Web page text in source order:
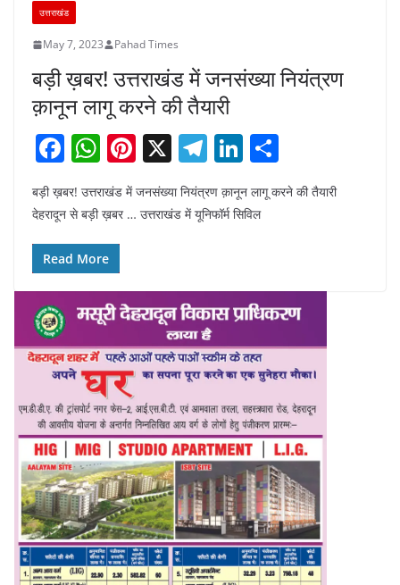
उत्तराखंड
May 7, 2023 Pahad Times
बड़ी ख़बर! उत्तराखंड में जनसंख्या नियंत्रण
क़ानून लागू करने की तैयारी
F
c
e
b
o
o
k
W
h
at
s
A
p
p
Pi
nt
er
X T
e
m
Li
k
n
h
ar
बड़ी ख़बर! उत्तराखंड में जनसंख्या नियंत्रण क़ानून लागू करने की तैयारी
देहरादून से बड़ी ख़बर … उत्तराखंड में यूनिफॉर्म सिविल
Read More